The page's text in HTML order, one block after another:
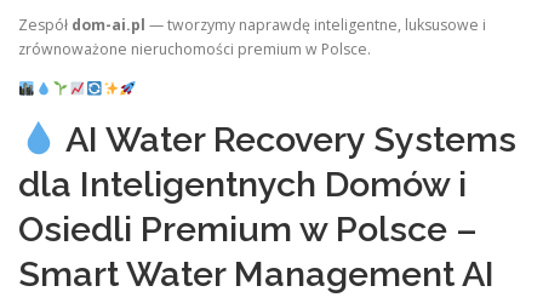
Zespół dom-ai.pl — tworzymy naprawdę inteligentne, luksusowe i
zrównoważone nieruchomości premium w Polsce.
AI Water Recovery Systems
dla Inteligentnych Domów i
Osiedli Premium w Polsce –
Smart Water Management AI